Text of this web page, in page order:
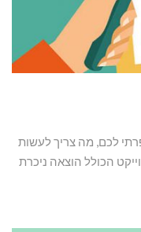
לכם, מה צריך לעשות
הכולל הוצאה ניכרת